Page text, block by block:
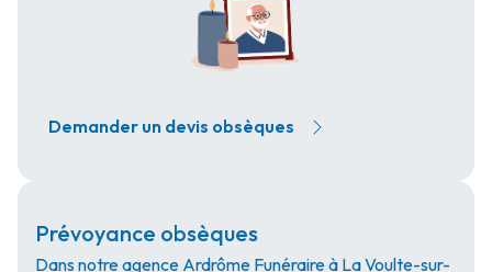
Demander un devis obsèques
Prévoyance obsèques
Dans notre agence Ardrôme Funéraire à La Voulte-sur-